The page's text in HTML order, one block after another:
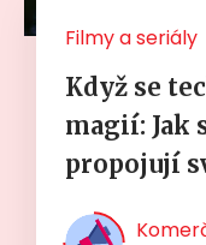
Filmy a seriály
Když se
magií: Jak
propojují